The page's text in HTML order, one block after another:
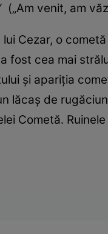
(„Am venit, am
Cezar, o
fost cea mai
şi apariţia
lăcaş de
Cometă.